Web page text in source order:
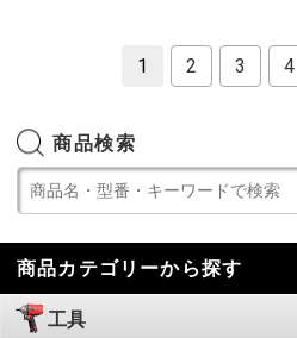
1 2 3 4
商品検索
商品カテゴリーから探す
工具